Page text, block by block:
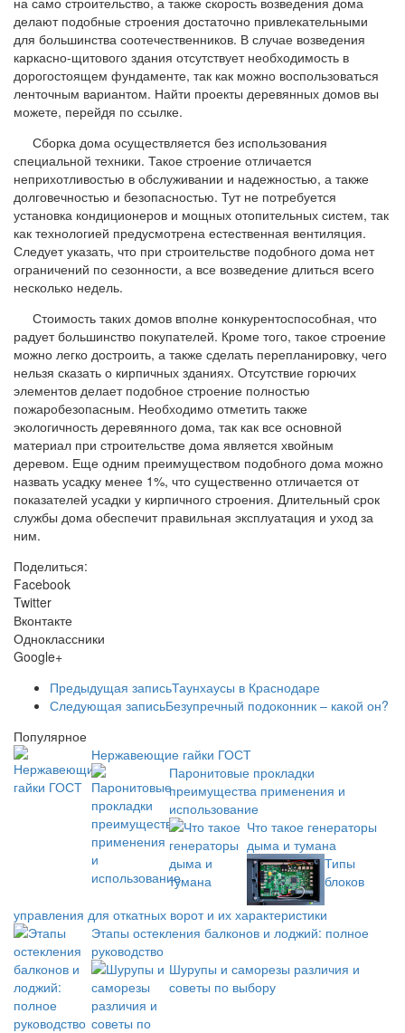
делают подобные строения достаточно привлекательными
для большинства соотечественников. В случае возведения
каркасно-щитового здания отсутствует необходимость в
дорогостоящем фундаменте, так как можно воспользоваться
ленточным вариантом. Найти проекты деревянных домов вы
можете, перейдя по ссылке.
Сборка дома осуществляется без использования
специальной техники. Такое строение отличается
неприхотливостью в обслуживании и надежностью, а также
долговечностью и безопасностью. Тут не потребуется
установка кондиционеров и мощных отопительных систем, так
как технологией предусмотрена естественная вентиляция.
Следует указать, что при строительстве подобного дома нет
ограничений по сезонности, а все возведение длиться всего
несколько недель.
Стоимость таких домов вполне конкурентоспособная, что
радует большинство покупателей. Кроме того, такое строение
можно легко достроить, а также сделать перепланировку, чего
нельзя сказать о кирпичных зданиях. Отсутствие горючих
элементов делает подобное строение полностью
пожаробезопасным. Необходимо отметить также
экологичность деревянного дома, так как все основной
материал при строительстве дома является хвойным
деревом. Еще одним преимуществом подобного дома можно
назвать усадку менее 1%, что существенно отличается от
показателей усадки у кирпичного строения. Длительный срок
службы дома обеспечит правильная эксплуатация и уход за
ним.
Поделиться:
Facebook
Twitter
Вконтакте
Одноклассники
Google+
Предыдущая записьТаунхаусы в Краснодаре
Следующая записьБезупречный подоконник – какой он?
Популярное
Нержавеющие гайки ГОСТ
Паронитовые прокладки
преимущества применения и
использование
Что такое генераторы
дыма и тумана
Типы
блоков
управления для откатных ворот и их характеристики
Этапы остекления балконов и лоджий: полное
руководство
Шурупы и саморезы различия и
советы по выбору